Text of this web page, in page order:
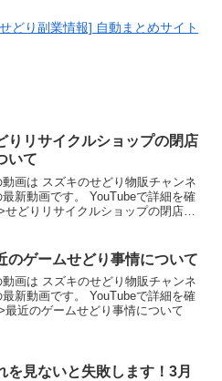
どり副業情報] 自動まとめサイト
りリサイクルショップの閉店
いて
動画は スズキのせどり物販チャンネ
最新動画です。 YouTubeで詳細を確
せどりリサイクルショップの閉店に
のゲームせどり事情について
動画は スズキのせどり物販チャンネ
最新動画です。 YouTubeで詳細を確
最近のゲームせどり事情について
を見ないと失敗します！3月